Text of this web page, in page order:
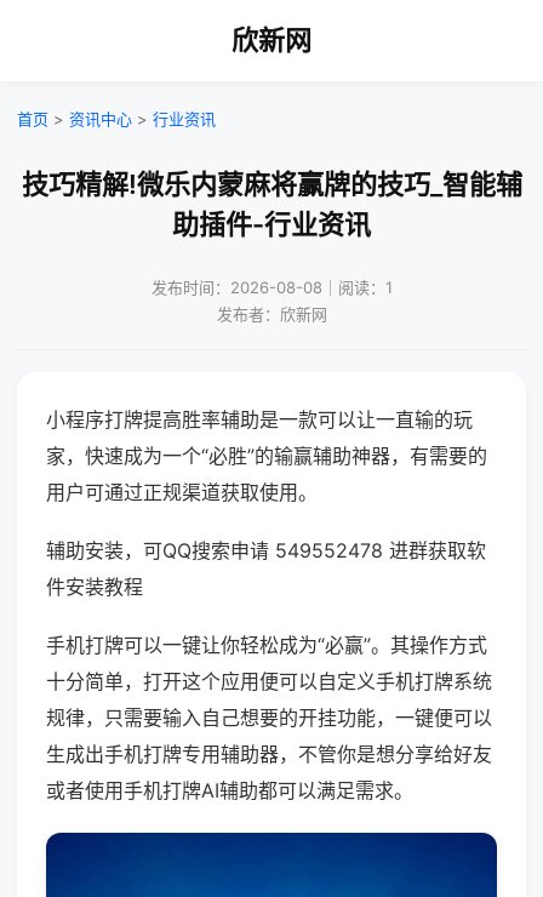
欣新网
首页 > 资讯中心 > 行业资讯
技巧精解!微乐内蒙麻将赢牌的技巧_智能辅
助插件-行业资讯
发布时间：2026-08-08｜阅读：1
发布者：欣新网
小程序打牌提高胜率辅助是一款可以让一直输的玩
家，快速成为一个“必胜”的输赢辅助神器，有需要的
用户可通过正规渠道获取使用。
辅助安装，可QQ搜索申请 549552478 进群获取软
件安装教程
手机打牌可以一键让你轻松成为“必赢”。其操作方式
十分简单，打开这个应用便可以自定义手机打牌系统
规律，只需要输入自己想要的开挂功能，一键便可以
生成出手机打牌专用辅助器，不管你是想分享给好友
或者使用手机打牌AI辅助都可以满足需求。